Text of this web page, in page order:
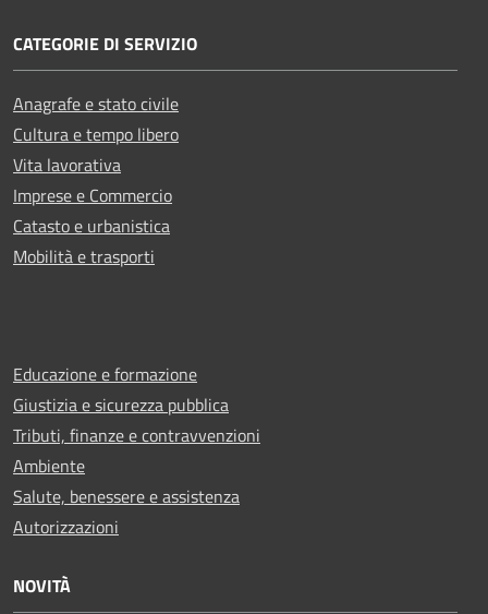
CATEGORIE DI SERVIZIO
Anagrafe e stato civile
Cultura e tempo libero
Vita lavorativa
Imprese e Commercio
Catasto e urbanistica
Mobilità e trasporti
Educazione e formazione
Giustizia e sicurezza pubblica
Tributi, finanze e contravvenzioni
Ambiente
Salute, benessere e assistenza
Autorizzazioni
NOVITÀ